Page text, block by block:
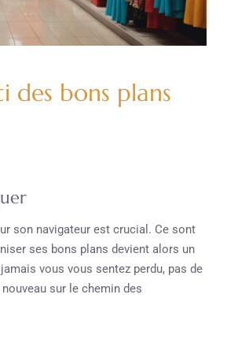
bons plans
son navigateur est crucial. Ce sont
ses bons plans devient alors un
vous vous sentez perdu, pas de
sur le chemin des